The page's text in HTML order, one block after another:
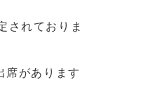
されておりま
席があります